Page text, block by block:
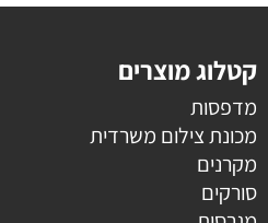
קטלוג מוצרים
מדפסות
מכונת צילום משרדית
מקרנים
סורקים